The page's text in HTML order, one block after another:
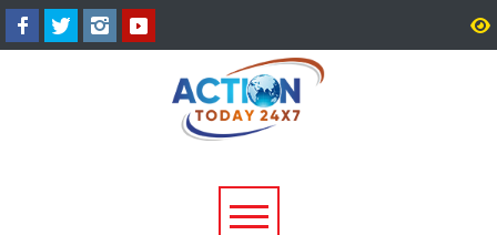
श्रीनगर में किराये के कमरे में मिला
बीए छात्र का शव, आत्महत्या की
आशंका; पुलिस जांच में जुटी